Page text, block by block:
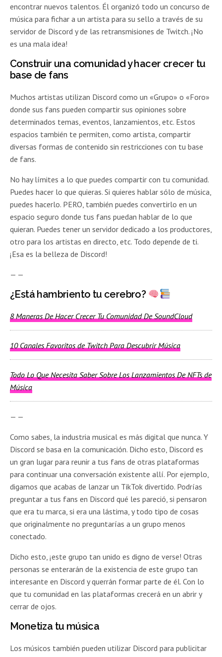
encontrar nuevos talentos. Él organizó todo un concurso de
música para fichar a un artista para su sello a través de su
servidor de Discord y de las retransmisiones de Twitch. ¡No
es una mala idea!
Construir una comunidad y hacer crecer tu
base de fans
Muchos artistas utilizan Discord como un «Grupo» o «Foro»
donde sus fans pueden compartir sus opiniones sobre
determinados temas, eventos, lanzamientos, etc. Estos
espacios también te permiten, como artista, compartir
diversas formas de contenido sin restricciones con tu base
de fans.
No hay límites a lo que puedes compartir con tu comunidad.
Puedes hacer lo que quieras. Si quieres hablar sólo de música,
puedes hacerlo. PERO, también puedes convertirlo en un
espacio seguro donde tus fans puedan hablar de lo que
quieran. Puedes tener un servidor dedicado a los productores,
otro para los artistas en directo, etc. Todo depende de ti.
¡Esa es la belleza de Discord!
— —
¿Está hambriento tu cerebro?
8 Maneras De Hacer Crecer Tu Comunidad De SoundCloud
10 Canales Favoritos de Twitch Para Descubrir Música
Todo Lo Que Necesita Saber Sobre Los Lanzamientos De NFTs de
Música
— —
Como sabes, la industria musical es más digital que nunca. Y
Discord se basa en la comunicación. Dicho esto, Discord es
un gran lugar para reunir a tus fans de otras plataformas
para continuar una conversación existente allí. Por ejemplo,
digamos que acabas de lanzar un TikTok divertido. Podrías
preguntar a tus fans en Discord qué les pareció, si pensaron
que era tu marca, si era una lástima, y todo tipo de cosas
que originalmente no preguntarías a un grupo menos
conectado.
Dicho esto, ¡este grupo tan unido es digno de verse! Otras
personas se enterarán de la existencia de este grupo tan
interesante en Discord y querrán formar parte de él. Con lo
que tu comunidad en las plataformas crecerá en un abrir y
cerrar de ojos.
Monetiza tu música
Los músicos también pueden utilizar Discord para publicitar